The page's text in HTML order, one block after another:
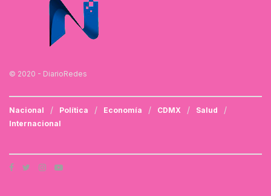
© 2020 - DiarioRedes
Nacional Política Economía CDMX
Salud
Internacional